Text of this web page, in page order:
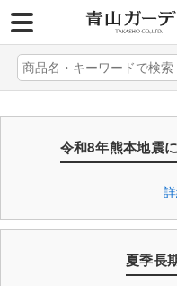
令和8年熊本地震
夏季長